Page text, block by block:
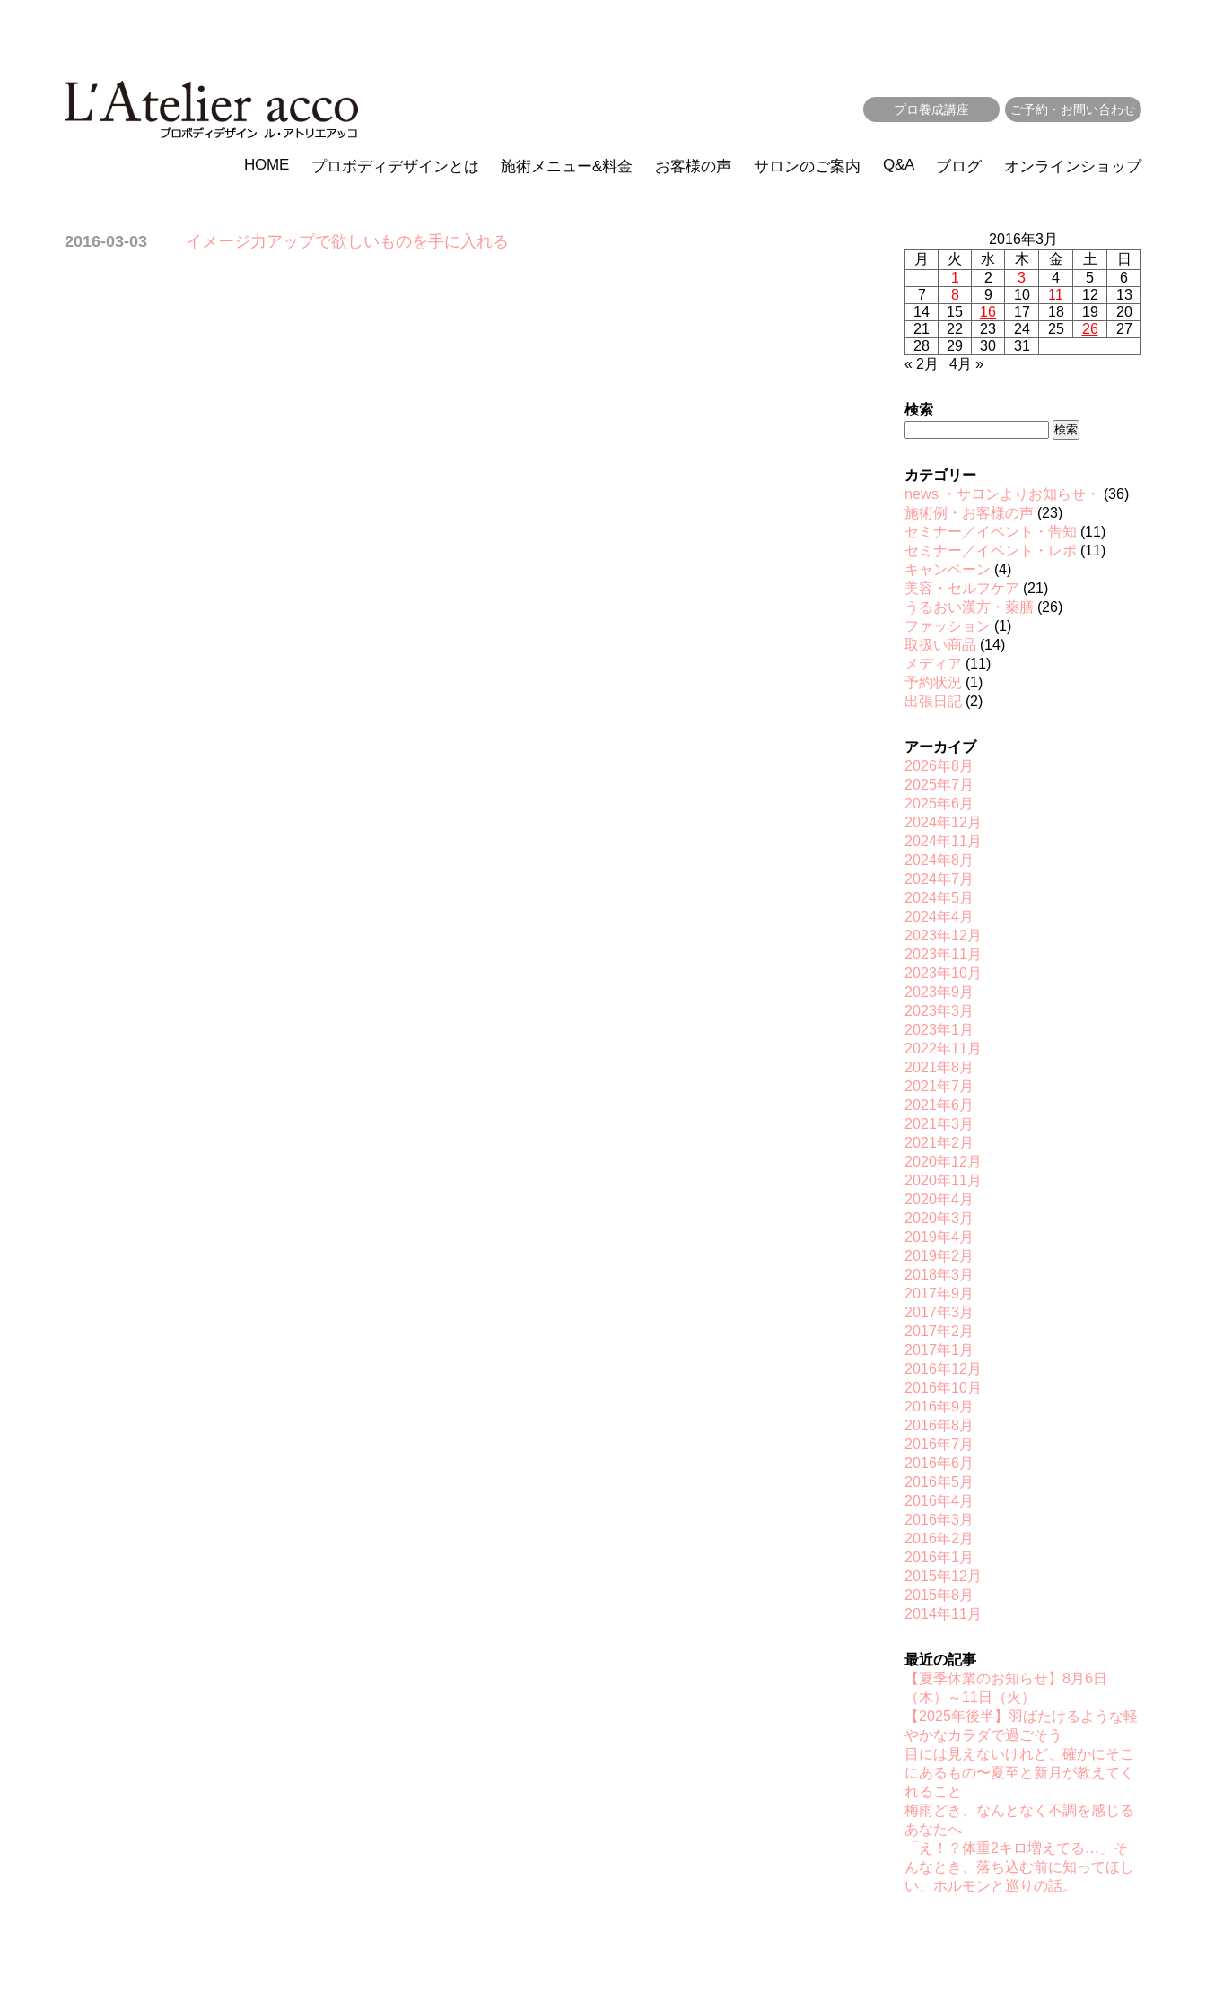
プロ養成講座 ご予約・お問い合わせ
HOME プロボディデザインとは 施術メニュー&料金 お客様の声 サロンのご案内 Q&A ブログ オンラインショップ
2016-03-03 イメージ力アップで欲しいものを手に入れる
2016年3月
月
火 水 木 金 土
日
1
2 3 4 5
6
7
8 9 10 11 12
13
14
15 16 17 18 19
20
21
22 23 24 25 26
27
28
29 30
31
« 2月
4月 »
検索
カテゴリー
news ・サロンよりお知らせ・
(36)
施術例・お客様の声 (23)
セミナー／イベント・告知 (11)
セミナー／イベント・レポ (11)
キャンペーン (4)
美容・セルフケア (21)
うるおい漢方・薬膳 (26)
ファッション (1)
取扱い商品 (14)
メディア (11)
予約状況 (1)
出張日記 (2)
アーカイブ
2026年8月
2025年7月
2025年6月
2024年12月
2024年11月
2024年8月
2024年7月
2024年5月
2024年4月
2023年12月
2023年11月
2023年10月
2023年9月
2023年3月
2023年1月
2022年11月
2021年8月
2021年7月
2021年6月
2021年3月
2021年2月
2020年12月
2020年11月
2020年4月
2020年3月
2019年4月
2019年2月
2018年3月
2017年9月
2017年3月
2017年2月
2017年1月
2016年12月
2016年10月
2016年9月
2016年8月
2016年7月
2016年6月
2016年5月
2016年4月
2016年3月
2016年2月
2016年1月
2015年12月
2015年8月
2014年11月
最近の記事
【夏季休業のお知らせ】8月6日
（木）～11日（火）
【2025年後半】羽ばたけるような軽
やかなカラダで過ごそう
目には見えないけれど、確かにそこ
にあるもの〜夏至と新月が教えてく
れること
梅雨どき、なんとなく不調を感じる
あなたへ
「え！？体重2キロ増えてる…」そ
んなとき、落ち込む前に知ってほし
い、ホルモンと巡りの話。